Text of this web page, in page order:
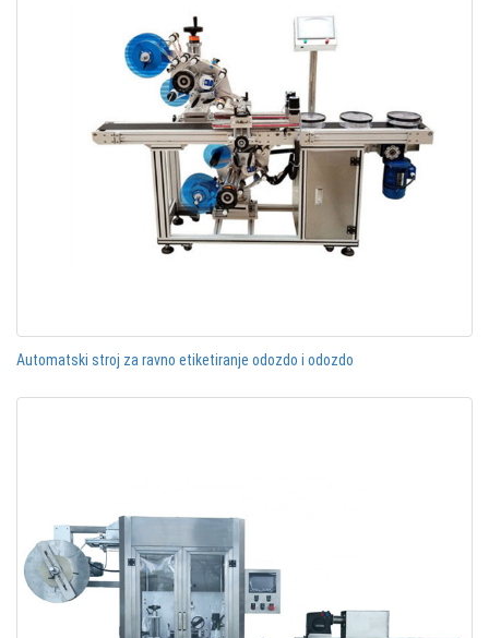
Automatski stroj za ravno etiketiranje odozdo i odozdo